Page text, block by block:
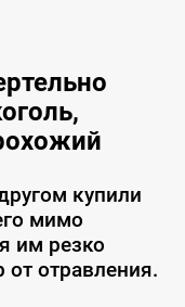
купили
мимо
им резко
от отравления.